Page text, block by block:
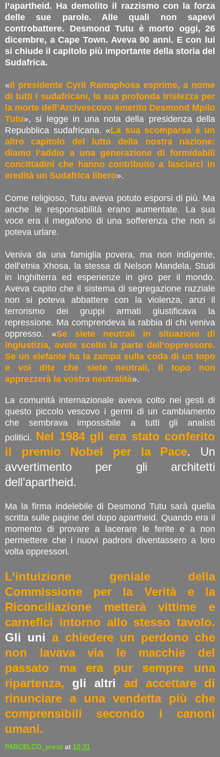
l’apartheid. Ha demolito il razzismo con la forza
delle sue parole. Alle quali non sapevi
controbattere. Desmond Tutu è morto oggi, 26
dicembre, a Cape Town. Aveva 90 anni. E con lui
si chiude il capitolo più importante della storia del
Sudafrica.
«Il presidente Cyril Ramaphosa esprime, a nome
di tutti i sudafricani, la sua profonda tristezza per
la morte dell’Arcivescovo emerito Desmond Mpilo
Tutu», si legge in una nota della presidenza della
Repubblica sudafricana. «La sua scomparsa è un
altro capitolo del lutto della nostra nazione:
diamo l’addio a una generazione di formidabili
concittadini che hanno contribuito a lasciarci in
eredità un Sudafrica libero».
Come religioso, Tutu aveva potuto esporsi di più. Ma
anche le responsabilità erano aumentate. La sua
voce era il megafono di una sofferenza che non si
poteva urlare.
Veniva da una famiglia povera, ma non indigente,
dell’etnia Xhosa, la stessa di Nelson Mandela. Studi
in Inghilterra ed esperienze in giro per il mondo.
Aveva capito che il sistema di segregazione razziale
non si poteva abbattere con la violenza, anzi il
terrorismo dei gruppi armati giustificava la
repressione. Ma comprendeva la rabbia di chi veniva
oppresso. «Se siete neutrali in situazioni di
ingiustizia, avete scelto la parte dell’oppressore.
Se un elefante ha la zampa sulla coda di un topo
e voi dite che siete neutrali, il topo non
apprezzerà la vostra neutralità».
La comunità internazionale aveva colto nei gesti di
questo piccolo vescovo i germi di un cambiamento
che sembrava impossibile a tutti gli analisti
politici. Nel 1984 gli era stato conferito
il premio Nobel per la Pace. Un
avvertimento per gli architetti
dell’apartheid.
Ma la firma indelebile di Desmond Tutu sarà quella
scritta sulle pagine del dopo apartheid. Quando era il
momento di provare a lacerare le ferite e a non
permettere che i nuovi padroni diventassero a loro
volta oppressori.
L’intuizione geniale della
Commissione per la Verità e la
Riconciliazione metterà vittime e
carnefici intorno allo stesso tavolo.
Gli uni a chiedere un perdono che
non lavava via le macchie del
passato ma era pur sempre una
ripartenza, gli altri ad accettare di
rinunciare a una vendetta più che
comprensibili secondo i canoni
umani.
PARCELCO_press at 10:31